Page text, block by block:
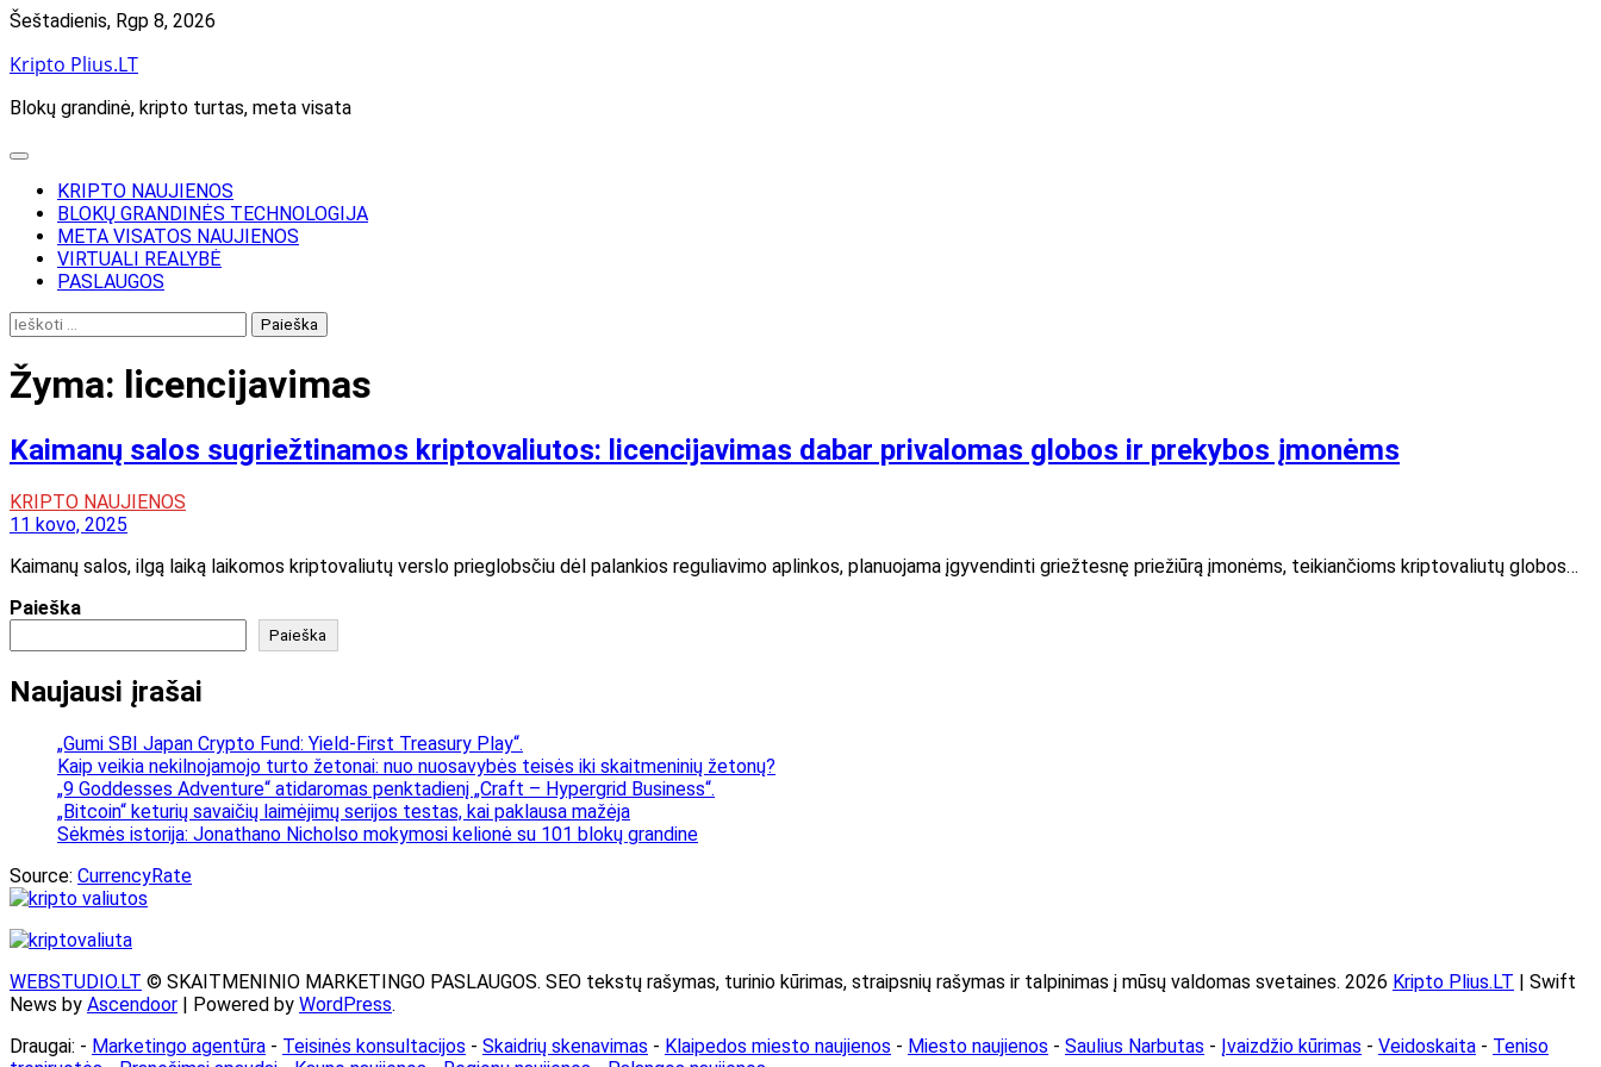
Skip
content
Šeštadienis, Rgp 8, 2026
Kripto Plius.LT
Blokų grandinė, kripto turtas, meta visata
KRIPTO NAUJIENOS
BLOKŲ GRANDINĖS TECHNOLOGIJA
META VISATOS NAUJIENOS
VIRTUALI REALYBĖ
PASLAUGOS
Ieškoti:
Žyma: licencijavimas
Kaimanų salos sugriežtinamos kriptovaliutos: licencijavimas dabar privalomas globos ir prekybos įmonėms
KRIPTO NAUJIENOS
11 kovo, 2025
Kaimanų salos, ilgą laiką laikomos kriptovaliutų verslo prieglobsčiu dėl palankios reguliavimo aplinkos, planuojama įgyvendinti griežtesnę priežiūrą įmonėms, teikiančioms kriptovaliutų globos…
Paieška
Paieška
Naujausi įrašai
„Gumi SBI Japan Crypto Fund: Yield-First Treasury Play“.
Kaip veikia nekilnojamojo turto žetonai: nuo nuosavybės teisės iki skaitmeninių žetonų?
„9 Goddesses Adventure“ atidaromas penktadienį „Craft – Hypergrid Business“.
„Bitcoin“ keturių savaičių laimėjimų serijos testas, kai paklausa mažėja
Sėkmės istorija: Jonathano Nicholso mokymosi kelionė su 101 blokų grandine
Source: CurrencyRate
WEBSTUDIO.LT © SKAITMENINIO MARKETINGO PASLAUGOS. SEO tekstų rašymas, turinio kūrimas, straipsnių rašymas ir talpinimas į mūsų valdomas svetaines. 2026 Kripto Plius.LT | Swift
News by Ascendoor | Powered by WordPress.
Draugai: - Marketingo agentūra - Teisinės konsultacijos - Skaidrių skenavimas - Klaipedos miesto naujienos - Miesto naujienos - Saulius Narbutas - Įvaizdžio kūrimas - Veidoskaita - Teniso